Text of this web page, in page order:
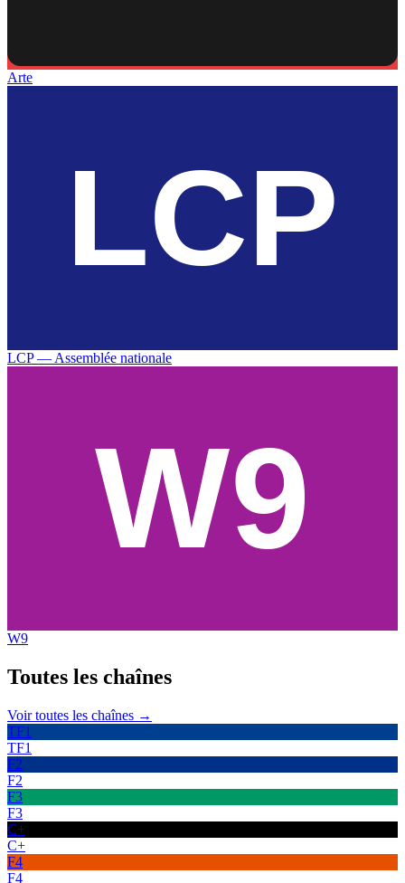
Arte
LCP — Assemblée nationale
W9
Toutes les chaînes
Voir toutes les chaînes →
TF1
TF1
F2
F2
F3
F3
C+
C+
F4
F4